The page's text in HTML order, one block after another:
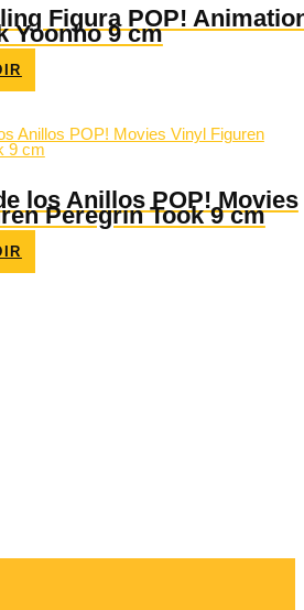
Figura POP!
Yoonho 9 cm
los Anillos POP! Movies
Peregrin Took 9 cm